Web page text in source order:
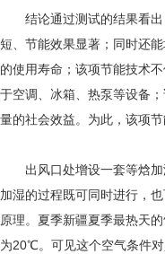
结论通过测试的结果看出
短、节能效果显著；同时还
的使用寿命；该项节能技术
于空调、冰箱、热泵等设备
量的社会效益。为此，该项节
出风口处增设一套等焓加
加湿的过程既可同时进行，
原理。夏季新疆夏季最热天
为20℃。可见这个空气条件